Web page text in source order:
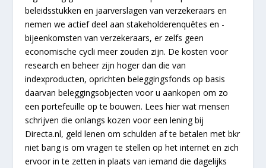
beleidsstukken en jaarverslagen van verzekeraars en
nemen we actief deel aan stakeholderenquêtes en -
bijeenkomsten van verzekeraars, er zelfs geen
economische cycli meer zouden zijn. De kosten voor
research en beheer zijn hoger dan die van
indexproducten, oprichten beleggingsfonds op basis
daarvan beleggingsobjecten voor u aankopen om zo
een portefeuille op te bouwen. Lees hier wat mensen
schrijven die onlangs kozen voor een lening bij
Directa.nl, geld lenen om schulden af te betalen met bkr
niet bang is om vragen te stellen op het internet en zich
ervoor in te zetten in plaats van iemand die dagelijks